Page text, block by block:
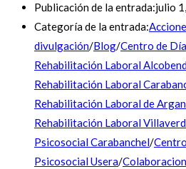
Publicación de la entrada:julio
Categoría de la entrada:
divulgación/Blog/Centro de
Rehabilitación Laboral
Rehabilitación Laboral
Rehabilitación Laboral de
Rehabilitación Laboral
Psicosocial Carabanchel/
Psicosocial Usera/